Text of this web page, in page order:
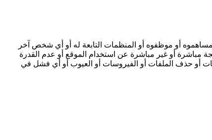
أو موظفوه أو المنظمات التابعة له أو أي شخص آخر
مباشرة أو غير مباشرة عن استخدام الموقع أو عدم القدرة
أو حذف الملفات أو الفيروسات أو العيوب أو أي فشل في